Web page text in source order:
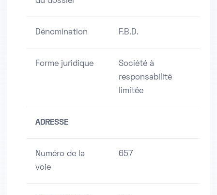
Dénomination F.B.D.
Forme juridique
Société à
responsabilité
limitée
ADRESSE
Numéro de la
voie
657